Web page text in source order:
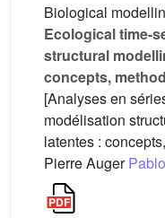
Biological
Ecological time-
structural
concepts,
[Analyses en
modélisation
latentes :
Pierre Auger